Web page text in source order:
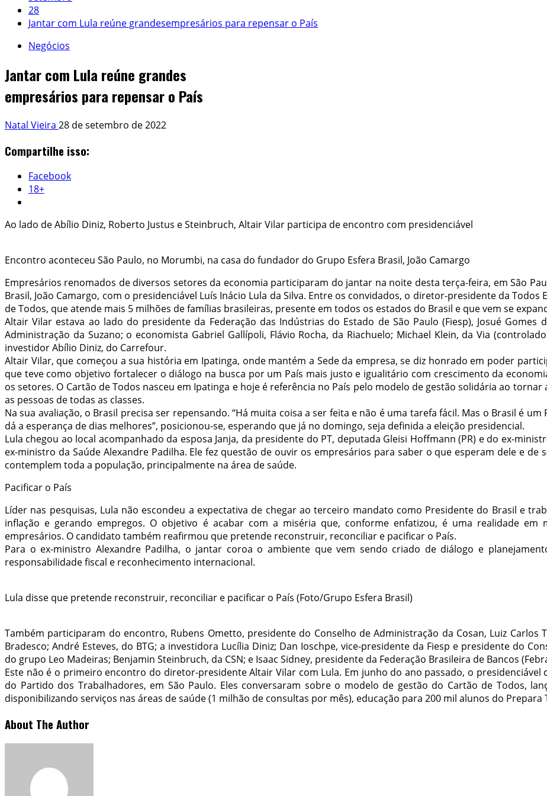
28
Jantar com Lula reúne grandesempresários para repensar o País
Negócios
Jantar com Lula reúne grandes
empresários para repensar o País
Natal Vieira 28 de setembro de 2022
Compartilhe isso:
Facebook
18+
Ao lado de Abílio Diniz, Roberto Justus e Steinbruch, Altair Vilar participa de encontro com presidenciável
Encontro aconteceu São Paulo, no Morumbi, na casa do fundador do Grupo Esfera Brasil, João Camargo
Empresários renomados de diversos setores da economia participaram do jantar na noite desta terça-feira, em São
Brasil, João Camargo, com o presidenciável Luís Inácio Lula da Silva. Entre os convidados, o diretor-presidente da
de Todos, que atende mais 5 milhões de famílias brasileiras, presente em todos os estados do Brasil e que vem se
Altair Vilar estava ao lado do presidente da Federação das Indústrias do Estado de São Paulo (Fiesp), Josué Gomes
Administração da Suzano; o economista Gabriel Gallípoli, Flávio Rocha, da Riachuelo; Michael Klein, da Via
investidor Abílio Diniz, do Carrefour.
Altair Vilar, que começou a sua história em Ipatinga, onde mantém a Sede da empresa, se diz honrado em poder
que teve como objetivo fortalecer o diálogo na busca por um País mais justo e igualitário com crescimento da
os setores. O Cartão de Todos nasceu em Ipatinga e hoje é referência no País pelo modelo de gestão solidária ao
as pessoas de todas as classes.
Na sua avaliação, o Brasil precisa ser repensando. “Há muita coisa a ser feita e não é uma tarefa fácil. Mas o Brasil é
dá a esperança de dias melhores”, posicionou-se, esperando que já no domingo, seja definida a eleição presidencial.
Lula chegou ao local acompanhado da esposa Janja, da presidente do PT, deputada Gleisi Hoffmann (PR) e do ex-
ex-ministro da Saúde Alexandre Padilha. Ele fez questão de ouvir os empresários para saber o que esperam dele e
contemplem toda a população, principalmente na área de saúde.
Pacificar o País
Líder nas pesquisas, Lula não escondeu a expectativa de chegar ao terceiro mandato como Presidente do Brasil e
inflação e gerando empregos. O objetivo é acabar com a miséria que, conforme enfatizou, é uma realidade em
empresários. O candidato também reafirmou que pretende reconstruir, reconciliar e pacificar o País.
Para o ex-ministro Alexandre Padilha, o jantar coroa o ambiente que vem sendo criado de diálogo e
responsabilidade fiscal e reconhecimento internacional.
Lula disse que pretende reconstruir, reconciliar e pacificar o País (Foto/Grupo Esfera Brasil)
Também participaram do encontro, Rubens Ometto, presidente do Conselho de Administração da Cosan, Luiz
Bradesco; André Esteves, do BTG; a investidora Lucília Diniz; Dan Ioschpe, vice-presidente da Fiesp e presidente do
do grupo Leo Madeiras; Benjamin Steinbruch, da CSN; e Isaac Sidney, presidente da Federação Brasileira de Bancos
Este não é o primeiro encontro do diretor-presidente Altair Vilar com Lula. Em junho do ano passado, o
do Partido dos Trabalhadores, em São Paulo. Eles conversaram sobre o modelo de gestão do Cartão de Todos,
disponibilizando serviços nas áreas de saúde (1 milhão de consultas por mês), educação para 200 mil alunos do Prepara
About The Author